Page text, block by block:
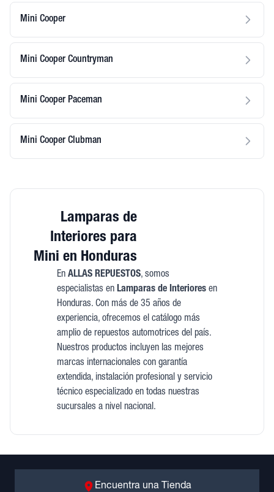
Mini Cooper
Mini Cooper Countryman
Mini Cooper Paceman
Mini Cooper Clubman
Lamparas de
Interiores para
Mini en Honduras
En ALLAS REPUESTOS, somos
especialistas en Lamparas de Interioresen
Honduras. Con más de 35 años de
experiencia, ofrecemos el catálogo más
amplio de repuestos automotrices del país.
Nuestros productos incluyen las mejores
marcas internacionales con garantía
extendida, instalación profesional y servicio
técnico especializado en todas nuestras
sucursales a nivel nacional.
Encuentra una Tienda